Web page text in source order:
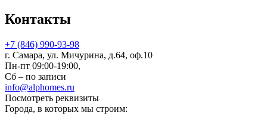
Контакты
+7 (846) 990-93-98
г. Самара, ул. Мичурина, д.64, оф.10
Пн-пт 09:00-19:00,
Сб – по записи
info@alphomes.ru
Посмотреть реквизиты
Города, в которых мы строим: